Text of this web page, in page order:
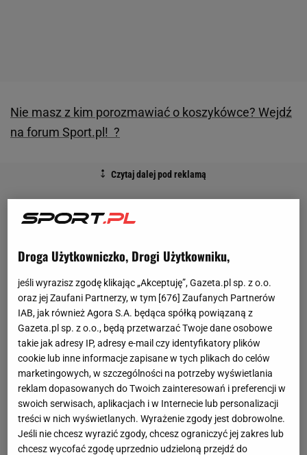
Nie masz z kim porozmawiać o koszykówce? Wejdź
na forum Sport.pl! ?
Droga Użytkowniczko, Drogi Użytkowniku,
jeśli wyrazisz zgodę klikając „Akceptuję”, Gazeta.pl sp. z o.o.
oraz jej Zaufani Partnerzy, w tym [676] Zaufanych Partnerów
IAB, jak również Agora S.A. będąca spółką powiązaną z
Gazeta.pl sp. z o.o., będą przetwarzać Twoje dane osobowe
takie jak adresy IP, adresy e-mail czy identyfikatory plików
cookie lub inne informacje zapisane w tych plikach do celów
marketingowych, w szczególności na potrzeby wyświetlania
reklam dopasowanych do Twoich zainteresowań i preferencji w
swoich serwisach, aplikacjach i w Internecie lub personalizacji
treści w nich wyświetlanych. Wyrażenie zgody jest dobrowolne.
Jeśli nie chcesz wyrazić zgody, chcesz ograniczyć jej zakres lub
chcesz wycofać zgodę uprzednio udzieloną przejdź do